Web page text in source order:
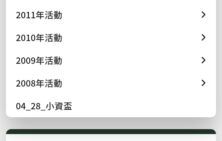
2011年活動
2010年活動
2009年活動
2008年活動
04_28_小資盃